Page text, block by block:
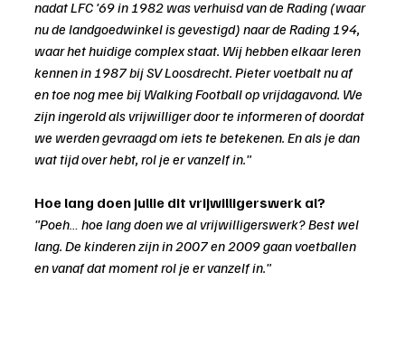
nadat LFC ’69 in 1982 was verhuisd van de Rading (waar
nu de landgoedwinkel is gevestigd) naar de Rading 194,
waar het huidige complex staat. Wij hebben elkaar leren
kennen in 1987 bij SV Loosdrecht. Pieter voetbalt nu af
en toe nog mee bij Walking Football op vrijdagavond. We
zijn ingerold als vrijwilliger door te informeren of doordat
we werden gevraagd om iets te betekenen. En als je dan
wat tijd over hebt, rol je er vanzelf in."
Hoe lang doen jullie dit vrijwilligerswerk al?
"Poeh… hoe lang doen we al vrijwilligerswerk? Best wel
lang. De kinderen zijn in 2007 en 2009 gaan voetballen
en vanaf dat moment rol je er vanzelf in."